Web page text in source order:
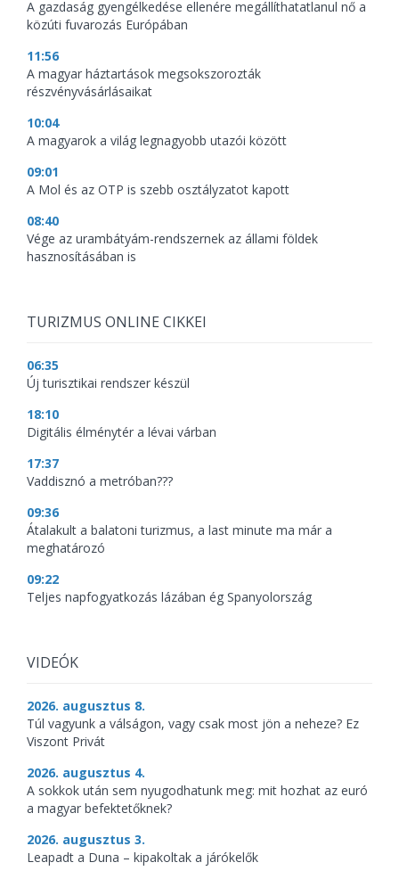
A gazdaság gyengélkedése ellenére megállíthatatlanul nő a
közúti fuvarozás Európában
11:56
A magyar háztartások megsokszorozták
részvényvásárlásaikat
10:04
A magyarok a világ legnagyobb utazói között
09:01
A Mol és az OTP is szebb osztályzatot kapott
08:40
Vége az urambátyám-rendszernek az állami földek
hasznosításában is
TURIZMUS ONLINE CIKKEI
06:35
Új turisztikai rendszer készül
18:10
Digitális élménytér a lévai várban
17:37
Vaddisznó a metróban???
09:36
Átalakult a balatoni turizmus, a last minute ma már a
meghatározó
09:22
Teljes napfogyatkozás lázában ég Spanyolország
VIDEÓK
2026. augusztus 8.
Túl vagyunk a válságon, vagy csak most jön a neheze? Ez
Viszont Privát
2026. augusztus 4.
A sokkok után sem nyugodhatunk meg: mit hozhat az euró
a magyar befektetőknek?
2026. augusztus 3.
Leapadt a Duna – kipakoltak a járókelők